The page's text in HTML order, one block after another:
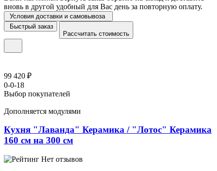
вновь в другой удобный для Вас день за повторную оплату.
Условия доставки и самовывоза
Быстрый заказ
Рассчитать стоимость
99 420 ₽
0-0-18
Выбор покупателей
Дополняется модулями
Кухня "Лаванда" Керамика / "Лотос" Керамика
160 см на 300 см
Нет отзывов